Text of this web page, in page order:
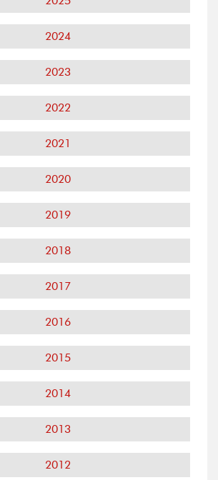
2024
2023
2022
2021
2020
2019
2018
2017
2016
2015
2014
2013
2012